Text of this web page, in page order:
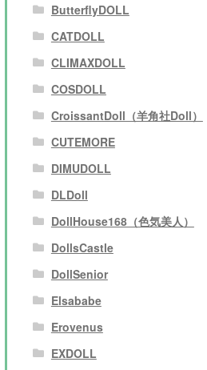
ButterflyDOLL
CATDOLL
CLIMAXDOLL
COSDOLL
CroissantDoll（羊角社Doll）
CUTEMORE
DIMUDOLL
DLDoll
DollHouse168（色気美人）
DollsCastle
DollSenior
Elsababe
Erovenus
EXDOLL